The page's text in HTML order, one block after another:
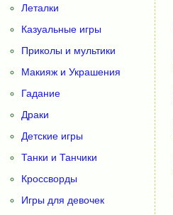
Леталки
Казуальные игры
Приколы и мультики
Макияж и Украшения
Гадание
Драки
Детские игры
Танки и Танчики
Кроссворды
Игры для девочек